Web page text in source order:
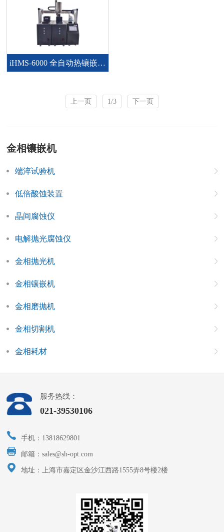
iHMS-6000 全自动热镶嵌系统
上一页 1/3 下一页
金相镶嵌机
端淬试验机
低倍酸蚀装置
晶间腐蚀仪
电解抛光腐蚀仪
金相抛光机
金相镶嵌机
金相磨抛机
金相切割机
金相耗材
服务热线：
021-39530106
手机：13818629801
邮箱：sales@sh-opt.com
地址：上海市嘉定区金沙江西路1555弄8号楼2楼